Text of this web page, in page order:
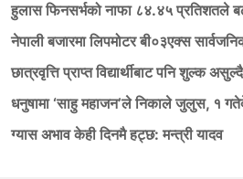
हुलास फिनसर्भको नाफा ८४.४५ प्रतिशतले
नेपाली बजारमा लिपमोटर बी०३एक्स
छात्रवृत्ति प्राप्त विद्यार्थीबाट पनि शुल्क
धनुषामा ‘साहु महाजन’ले निकाले जुलुस, १
ग्यास अभाव केही दिनमै हट्छ: मन्त्री यादव